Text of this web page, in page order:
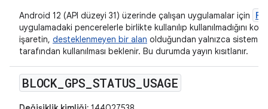
Android 12 (API düzeyi 31) üzerinde çalışan uygulamalar için
uygulamadaki pencerelerle birlikte kullanılıp kullanılmadığını
işaretin, desteklenmeyen bir alan olduğundan yalnızca sistem
tarafından kullanılması beklenir. Bu durumda yayın kısıtlanır.
BLOCK GPS STATUS USAGE